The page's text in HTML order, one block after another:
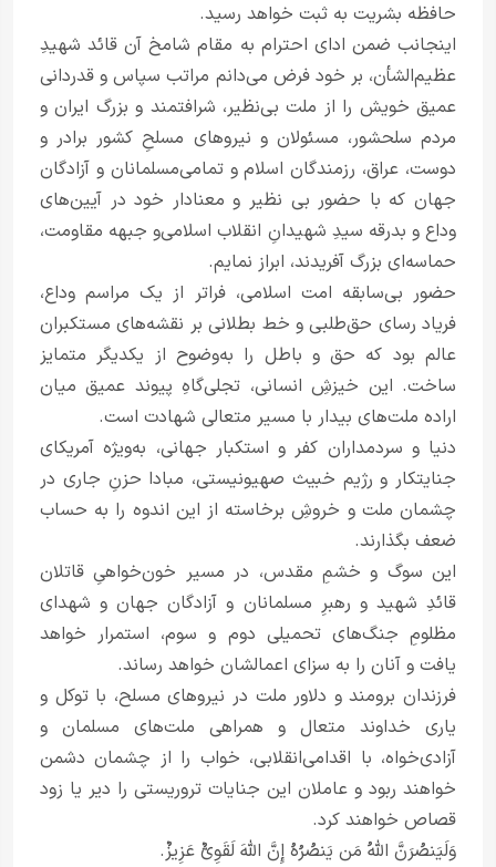
حافظه بشریت به ثبت خواهد رسید.
اینجانب‌ ضمن ادای احترام به مقام شامخ آن قائد شهیدِ
عظیم‌الشأن، بر خود فرض می‌دانم مراتب سپاس و قدردانی
عمیق خویش را از ملت بی‌نظیر، شرافتمند و بزرگ ایران و
مردم سلحشور، مسئولان و نیروهای مسلحِ کشور برادر و
دوست، عراق، رزمندگان اسلام و تمامی‌مسلمانان و آزادگان
جهان که با حضور بی نظیر و معنادار خود در آیین‌های
وداع و بدرقه سیدِ شهیدانِ انقلاب اسلامی‌و جبهه مقاومت،
حماسه‌ای بزرگ آفریدند، ابراز نمایم.
حضور بی‌سابقه امت اسلامی، فراتر از یک مراسم وداع،
فریاد رسای حق‌طلبی و خط بطلانی بر نقشه‌های مستکبران
عالم بود که حق و باطل را به‌وضوح از یکدیگر متمایز
ساخت. این خیزشِ انسانی، تجلی‌گاهِ پیوند عمیق میان
اراده ملت‌های بیدار با مسیر متعالی شهادت است.
دنیا و سردمداران کفر و استکبار جهانی، به‌ویژه آمریکای
جنایتکار و رژیم خبیث صهیونیستی، مبادا حزنِ جاری در
چشمان ملت و خروشِ برخاسته از این اندوه را به حساب
ضعف بگذارند.
این سوگ و خشمِ مقدس، در مسیر خون‌خواهیِ قاتلان
قائدِ شهید و رهبرِ مسلمانان و آزادگان جهان و شهدای
مظلومِ جنگ‌های تحمیلی دوم و سوم، استمرار خواهد
یافت و آنان را به سزای اعمالشان خواهد رساند.
فرزندان برومند و دلاور ملت در نیروهای مسلح، با توکل و
یاری خداوند متعال و همراهی ملت‌های مسلمان و
آزادی‌خواه، با اقدامی‌انقلابی، خواب را از چشمان دشمن
خواهند ربود و عاملان این جنایات تروریستی را دیر یا زود
قصاص خواهند کرد.
وَلَیَنصُرَنَّ اللَّهُ مَن یَنصُرُهُ إِنَّ اللَّهَ لَقَوِیٌّ عَزِیزٌ.